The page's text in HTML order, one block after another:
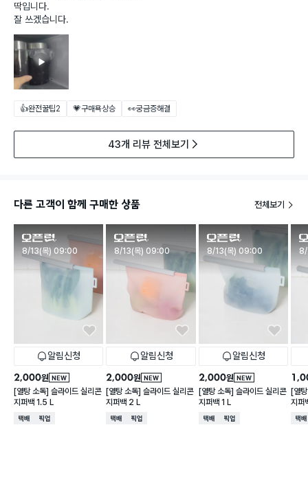
딱입니다.
잘 쓰겠습니다.
👍완전꿀팁2 💗구매욕상승 👀궁금증해결
43개 리뷰 전체보기
다른 고객이 함께 구매한 상품 전체보기
판매시작
8/13(목) 09:00
알림신청
NEW
2,000원
[열탕 소독] 슬라이드 실리콘
지퍼백 1.5 L
택배배송매장픽업
판매시작
8/13(목) 09:00
알림신청
NEW
2,000원
[열탕 소독] 슬라이드 실리콘
지퍼백 2 L
택배배송매장픽업
판매시작
8/13(목) 09:00
알림신청
NEW
2,000원
[열탕 소독] 슬라이드 실리콘
지퍼백 1 L
택배배송매장픽업
8/
[열
지
택배